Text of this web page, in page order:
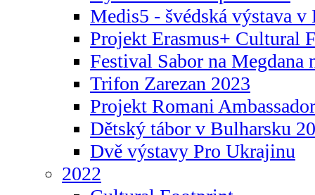
Medis5 - švédská výstava v
Projekt Erasmus+ Cultural
Festival Sabor na Megdana
Trifon Zarezan 2023
Projekt Romani
Dětský tábor v Bulharsku
Dvě výstavy Pro Ukrajinu
2022